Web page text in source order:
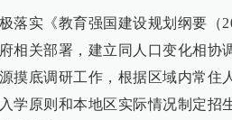
极落实《教育强国建设规划纲要
相关部署，建立同人口变化相协
摸底调研工作，根据区域内常住
学原则和本地区实际情况制定招